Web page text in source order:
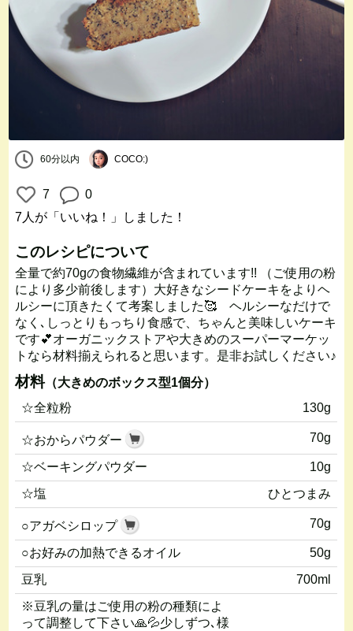
60分以内 COCO:)
7
0
7人 が「いいね！」しました！
このレシピについて
全量で約70gの食物繊維が含まれています!! （ご使用の粉
により多少前後します）大好きなシードケーキをよりヘ
ルシーに頂きたくて考案しました🥰 ヘルシーなだけで
なく､しっとりもっちり食感で、ちゃんと美味しいケーキ
です💕オーガニックストアや大きめのスーパーマーケッ
トなら材料揃えられると思います。是非お試しください♪
材料（大きめのボックス型1個分）
☆全粒粉
130g
☆おからパウダー 70g
☆ベーキングパウダー
10g
☆塩
ひとつまみ
○アガベシロップ 70g
○お好みの加熱できるオイル
50g
豆乳
700ml
※豆乳の量はご使用の粉の種類によ
って調整して下さい🙏💦少しずつ､様